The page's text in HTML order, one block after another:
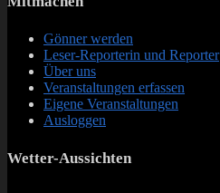
Gönner werden
Leser-Reporterin und Reporter
Über uns
Veranstaltungen erfassen
Eigene Veranstaltungen
Ausloggen
Wetter-Aussichten